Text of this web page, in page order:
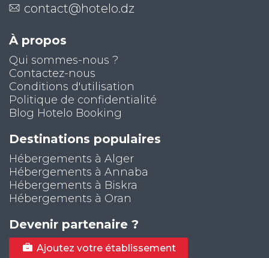
contact@hotelo.dz
À propos
Qui sommes-nous ?
Contactez-nous
Conditions d'utilisation
Politique de confidentialité
Blog Hotelo Booking
Destinations populaires
Hébergements à Alger
Hébergements à Annaba
Hébergements à Biskra
Hébergements à Oran
Devenir partenaire ?
Ajoutez votre établissement